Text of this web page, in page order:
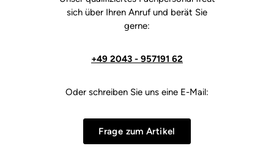
sich über Ihren Anruf und berät Sie
gerne:
+49 2043 - 957191 62
Oder schreiben Sie uns eine E-Mail:
Frage zum Artikel